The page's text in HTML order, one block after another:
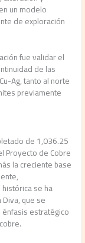
un modelo
de exploración
fue validar el
de las
Ag, tanto al norte
previamente
de 1,036.25
Proyecto de Cobre
la creciente base
se ha
que se
estratégico